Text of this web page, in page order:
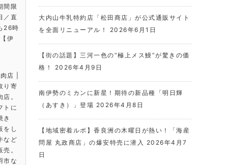
間限
／直
26時
伊
店 |
り寄
。
トに
き
をし
など
。
市な
大内山牛乳特約店「松田商店」が公式通販サイト
を全面リニューアル！
2026年6月1日
【街の話題】三河一色の“極上メス鰻”が驚きの価
格！
2026年4月9日
南伊勢のミカンに新星！期待の新品種「明日輝
（あすき）」登場 2026年4月8日
【地域密着ルポ】香良洲の木曜日が熱い！「海産
問屋 丸政商店」の爆安特売に潜入 2026年4月7
日